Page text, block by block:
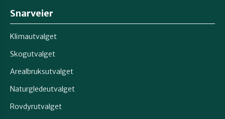
Snarveier
Klimautvalget
Skogutvalget
Arealbruksutvalget
Naturgledeutvalget
Rovdyrutvalget